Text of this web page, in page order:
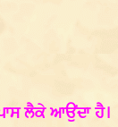
ਲੈਕੇ ਆਉਂਦਾ ਹੈ।